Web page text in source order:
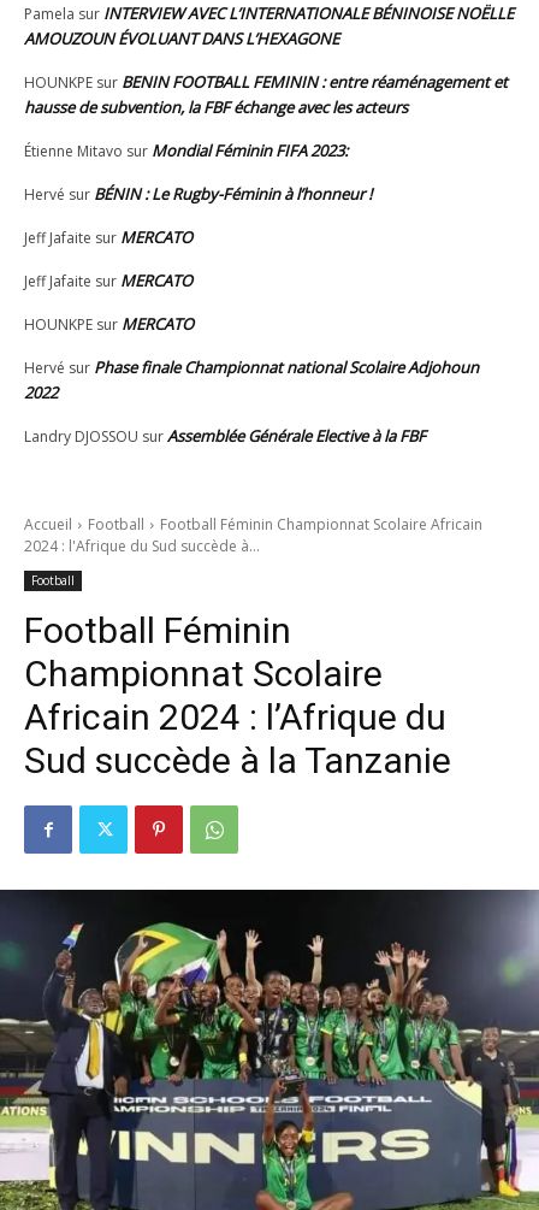
Pamela sur INTERVIEW AVEC L’INTERNATIONALE BÉNINOISE NOËLLE
AMOUZOUN ÉVOLUANT DANS L’HEXAGONE
HOUNKPE sur BENIN FOOTBALL FEMININ : entre réaménagement et
hausse de subvention, la FBF échange avec les acteurs
Étienne Mitavo sur Mondial Féminin FIFA 2023:
Hervé sur BÉNIN : Le Rugby-Féminin à l’honneur !
Jeff Jafaite sur MERCATO
Jeff Jafaite sur MERCATO
HOUNKPE sur MERCATO
Hervé sur Phase finale Championnat national Scolaire Adjohoun
2022
Landry DJOSSOU surAssemblée Générale Elective à la FBF